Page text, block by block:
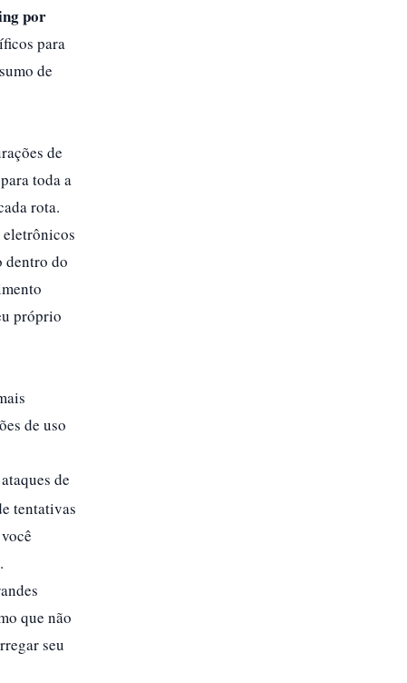
por
para
de
de
toda a
rota.​
eletrônicos
dentro do
próprio
de uso
de
tentativas
que não
seu